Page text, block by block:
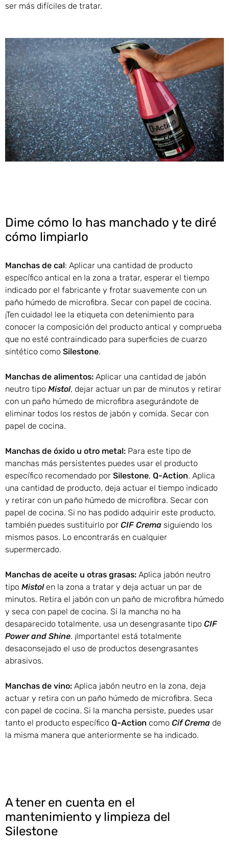
ser más difíciles de tratar.
Dime cómo lo has manchado y te diré
cómo limpiarlo
Manchas de cal: Aplicar una cantidad de producto
específico antical en la zona a tratar, esperar el tiempo
indicado por el fabricante y frotar suavemente con un
paño húmedo de microfibra. Secar con papel de cocina.
¡Ten cuidado! lee la etiqueta con detenimiento para
conocer la composición del producto antical y comprueba
que no esté contraindicado para superficies de cuarzo
sintético como Silestone.
Manchas de alimentos: Aplicar una cantidad de jabón
neutro tipo Mistol, dejar actuar un par de minutos y retirar
con un paño húmedo de microfibra asegurándote de
eliminar todos los restos de jabón y comida. Secar con
papel de cocina.
Manchas de óxido u otro metal: Para este tipo de
manchas más persistentes puedes usar el producto
específico recomendado por Silestone, Q-Action. Aplica
una cantidad de producto, deja actuar el tiempo indicado
y retirar con un paño húmedo de microfibra. Secar con
papel de cocina. Si no has podido adquirir este producto,
también puedes sustituirlo por CIF Crema siguiendo los
mismos pasos. Lo encontrarás en cualquier
supermercado.
Manchas de aceite u otras grasas: Aplica jabón neutro
tipo Mistolen la zona a tratar y deja actuar un par de
minutos. Retira el jabón con un paño de microfibra húmedo
y seca con papel de cocina. Si la mancha no ha
desaparecido totalmente, usa un desengrasante tipo CIF
Power and Shine. ¡Importante! está totalmente
desaconsejado el uso de productos desengrasantes
abrasivos.
Manchas de vino: Aplica jabón neutro en la zona, deja
actuar y retira con un paño húmedo de microfibra. Seca
con papel de cocina. Si la mancha persiste, puedes usar
tanto el producto específico Q-Action como Cif Crema de
la misma manera que anteriormente se ha indicado.
A tener en cuenta en el
mantenimiento y limpieza del
Silestone